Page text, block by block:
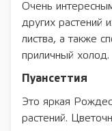
Очень
других растений
листва, а также
приличный холод.
Пуансеттия
Это яркая
растений.